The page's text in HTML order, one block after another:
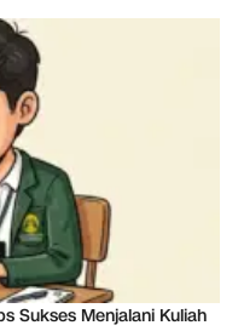
Sukses Menjalani Kuliah